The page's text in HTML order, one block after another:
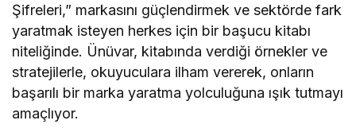
Şifreleri,” markasını güçlendirmek ve sektörde fark
yaratmak isteyen herkes için bir başucu kitabı
niteliğinde. Ünüvar, kitabında verdiği örnekler ve
stratejilerle, okuyuculara ilham vererek, onların
başarılı bir marka yaratma yolculuğuna ışık tutmayı
amaçlıyor.